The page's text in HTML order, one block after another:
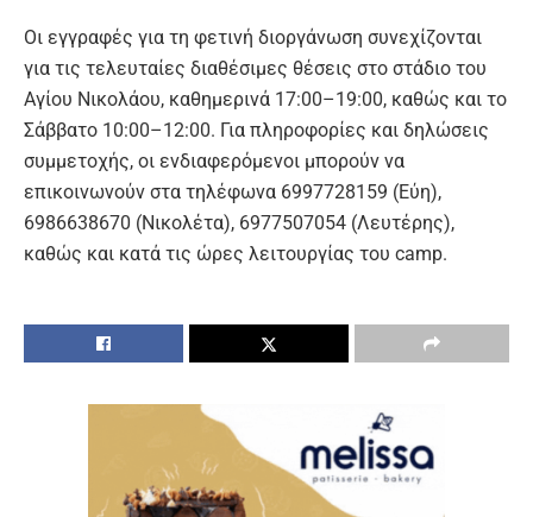
Οι εγγραφές για τη φετινή διοργάνωση συνεχίζονται
για τις τελευταίες διαθέσιμες θέσεις στο στάδιο του
Αγίου Νικολάου, καθημερινά 17:00–19:00, καθώς και το
Σάββατο 10:00–12:00. Για πληροφορίες και δηλώσεις
συμμετοχής, οι ενδιαφερόμενοι μπορούν να
επικοινωνούν στα τηλέφωνα 6997728159 (Εύη),
6986638670 (Νικολέτα), 6977507054 (Λευτέρης),
καθώς και κατά τις ώρες λειτουργίας του camp.